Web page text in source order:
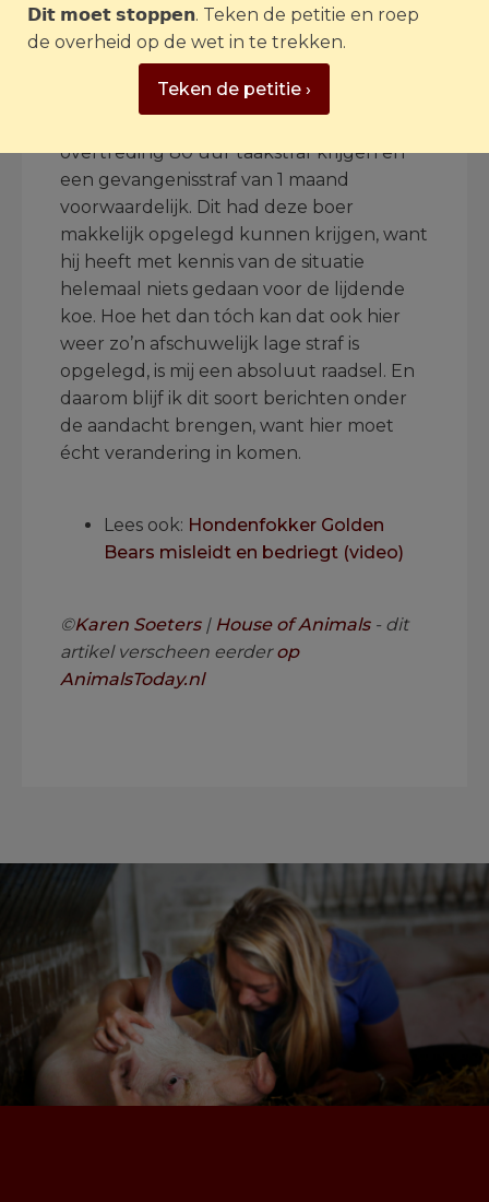
dat een taakstraf van 60 uur.
Voor het onthouden van zorg, zoals de
boer ten laste is gelegd, waarbij het dier is
overtreding 80 uur taakstraf krijgen en
een gevangenisstraf van 1 maand
voorwaardelijk. Dit had deze boer
makkelijk opgelegd kunnen krijgen, want
hij heeft met kennis van de situatie
helemaal niets gedaan voor de lijdende
koe. Hoe het dan tóch kan dat ook hier
weer zo’n afschuwelijk lage straf is
opgelegd, is mij een absoluut raadsel. En
daarom blijf ik dit soort berichten onder
de aandacht brengen, want hier moet
écht verandering in komen.
Lees ook: Hondenfokker Golden
Bears misleidt en bedriegt (video)
©Karen Soeters| House of Animals- dit
artikel verscheen eerderop
AnimalsToday.nl
𝗗𝗶𝘁 𝗺𝗼𝗲𝘁 𝘀𝘁𝗼𝗽𝗽𝗲𝗻. Teken de petitie en roep
de overheid op de wet in te trekken.
Teken de petitie ›